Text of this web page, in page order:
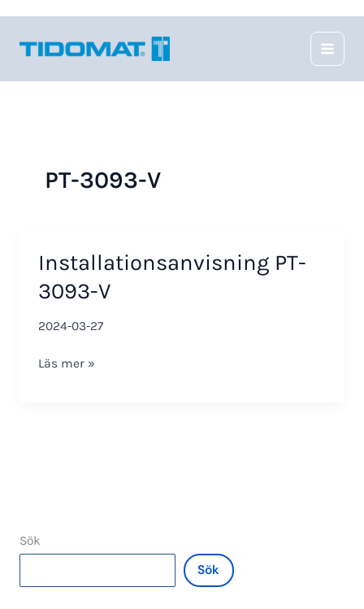
innehåll
PT-3093-V
Installationsanvisning PT-
3093-V
2024-03-27
Installationsanvisning
Läs mer »
Sök
Sök